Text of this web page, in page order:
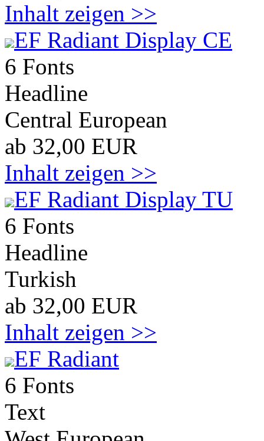
Inhalt zeigen >>
EF Radiant Display CE
6 Fonts
Headline
Central European
ab 32,00 EUR
Inhalt zeigen >>
EF Radiant Display TU
6 Fonts
Headline
Turkish
ab 32,00 EUR
Inhalt zeigen >>
EF Radiant
6 Fonts
Text